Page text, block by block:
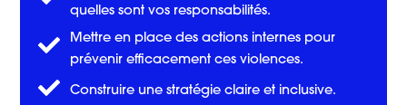
quelles sont vos responsabilités.
Mettre en place des actions internes pour
prévenir efficacement ces violences.
Construire une stratégie claire et inclusive.